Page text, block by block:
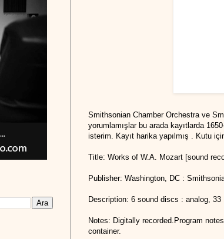
Smithsonian Chamber Orchestra ve
yorumlamışlar bu arada kayıtlarda
isterim. Kayıt harika yapılmış . Kutu
Title: Works of W.A. Mozart [sound
Publisher: Washington, DC :
Description: 6 sound discs : analog, 33
Notes: Digitally recorded.Program
container.